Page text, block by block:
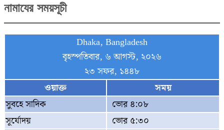
নামাযের সময়সূচী
Dhaka, Bangladesh
বৃহস্পতিবার, ৬ আগস্ট, ২০২৬
২৩ সফর, ১৪৪৮
ওয়াক্ত
সময়
সুবহে সাদিক
ভোর ৪:০৮
সূর্যোদয়
ভোর ৫:৩০